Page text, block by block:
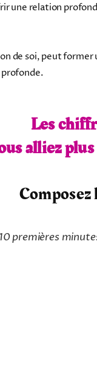
une relation
de soi, peut
Les
alliez
Composez
premières